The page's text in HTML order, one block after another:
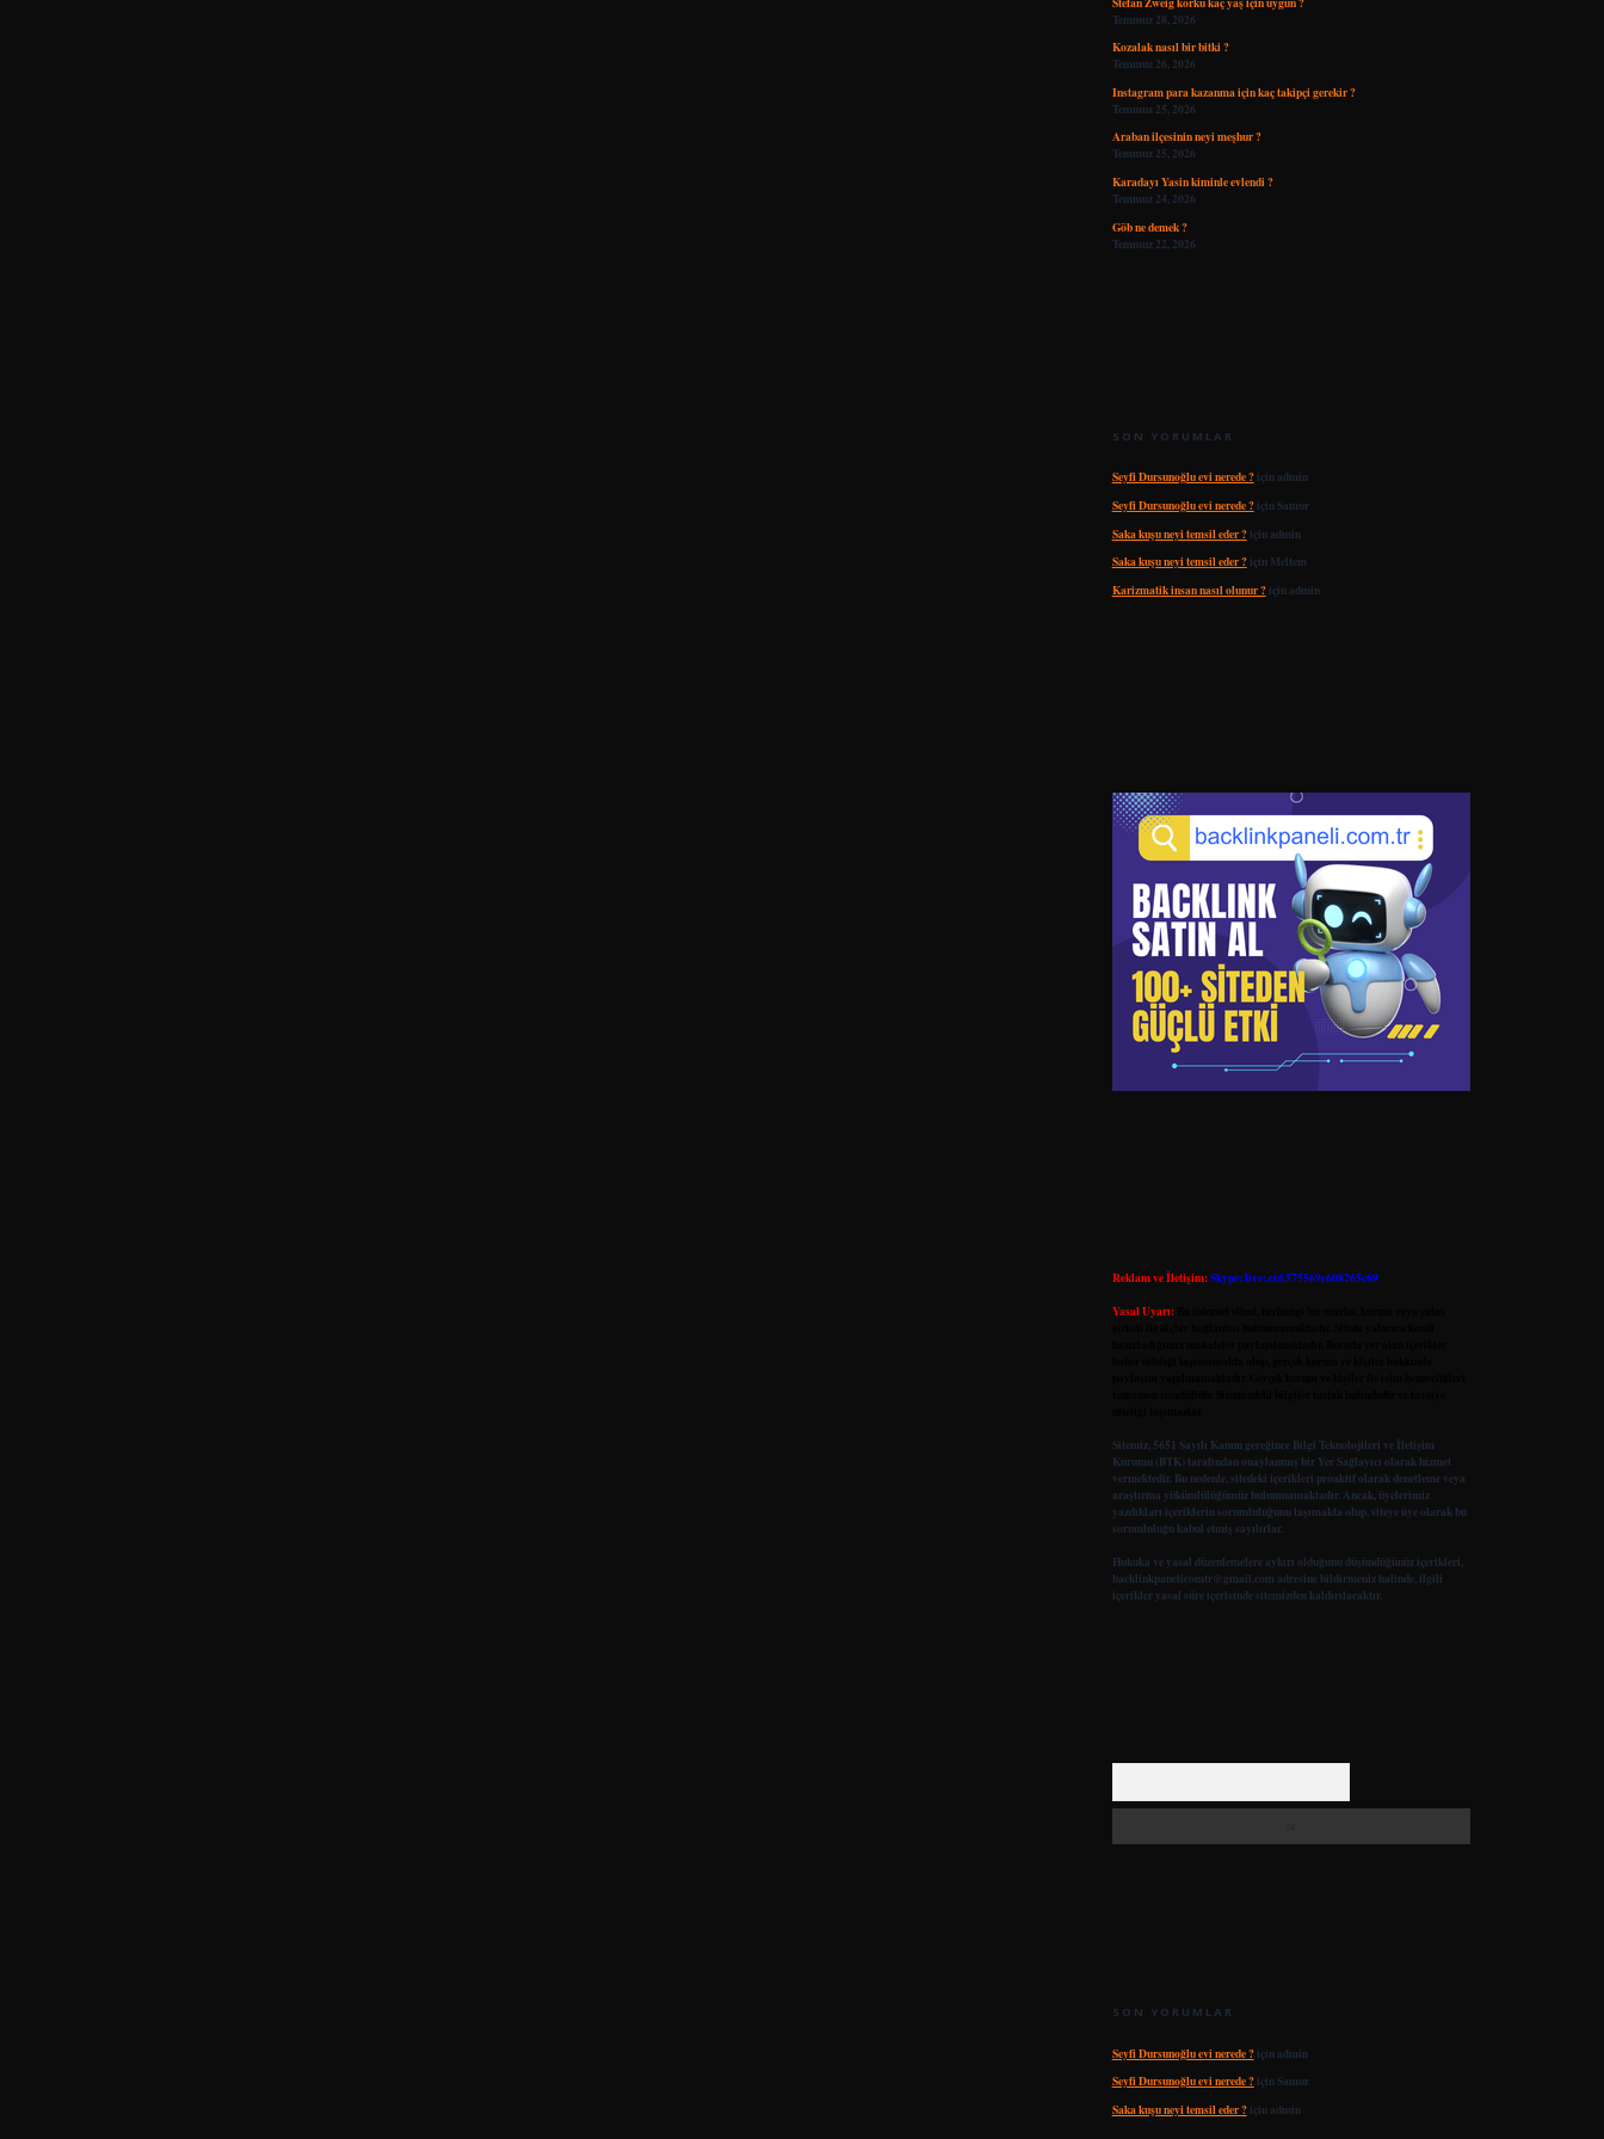
Temmuz 28, 2026
Kozalak nasıl bir bitki ?
Temmuz 26, 2026
Instagram para kazanma için kaç takipçi gerekir ?
Temmuz 25, 2026
Araban ilçesinin neyi meşhur ?
Temmuz 25, 2026
Karadayı Yasin kiminle evlendi ?
Temmuz 24, 2026
Göb ne demek ?
Temmuz 22, 2026
SON YORUMLAR
Seyfi Dursunoğlu evi nerede ?içinadmin
Seyfi Dursunoğlu evi nerede ?içinSamur
Saka kuşu neyi temsil eder ?içinadmin
Saka kuşu neyi temsil eder ?için Meltem
Karizmatik insan nasıl olunur ?içinadmin
Reklam ve İletişim:Skype: live:.cid.575569c608265c69
Yasal Uyarı:
Sitemiz, 5651 Sayılı Kanun gereğince Bilgi Teknolojileri ve İletişim
Kurumu (BTK) tarafından onaylanmış bir Yer Sağlayıcı olarak hizmet
vermektedir. Bu nedenle, sitedeki içerikleri proaktif olarak denetleme veya
araştırma yükümlülüğümüz bulunmamaktadır. Ancak, üyelerimiz
yazdıkları içeriklerin sorumluluğunu taşımakta olup, siteye üye olarak bu
sorumluluğu kabul etmiş sayılırlar.
Hukuka ve yasal düzenlemelere aykırı olduğunu düşündüğünüz içerikleri,
backlinkpanelicomtr@gmail.com adresine bildirmeniz halinde, ilgili
içerikler yasal süre içerisinde sitemizden kaldırılacaktır.
SON YORUMLAR
Seyfi Dursunoğlu evi nerede ?içinadmin
Seyfi Dursunoğlu evi nerede ?içinSamur
Saka kuşu neyi temsil eder ?içinadmin